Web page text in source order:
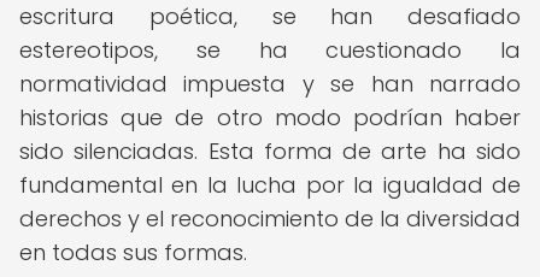
escritura poética, se han desafiado
estereotipos, se ha cuestionado la
normatividad impuesta y se han narrado
historias que de otro modo podrían haber
sido silenciadas. Esta forma de arte ha sido
fundamental en la lucha por la igualdad de
derechos y el reconocimiento de la diversidad
en todas sus formas.